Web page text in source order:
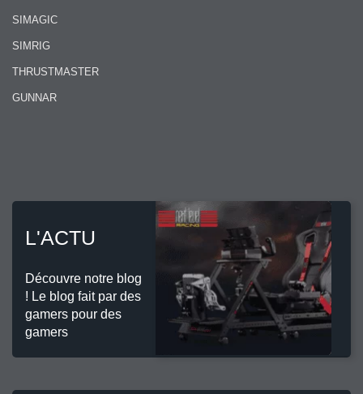
SIMAGIC
SIMRIG
THRUSTMASTER
GUNNAR
L'ACTU
Découvre notre blog
! Le blog fait par des
gamers pour des
gamers